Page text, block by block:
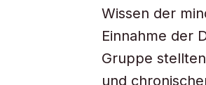
Wissen der
Einnahme der
Gruppe
und